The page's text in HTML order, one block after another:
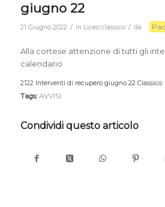
giugno 22
21 Giugno 2022 / in Liceo classico / da
Alla cortese attenzione di tutti gli
calendario
2122 Interventi di recupero giugno 22 Classico
Tags: AVVISI
Condividi questo articolo